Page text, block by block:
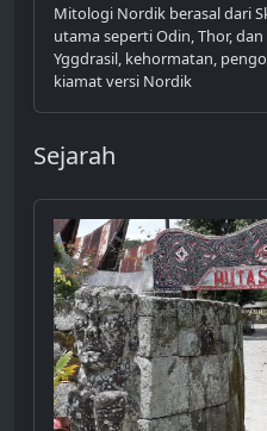
Mitologi Nordik berasal dari
utama seperti Odin, Thor,
Yggdrasil, kehormatan,
kiamat versi Nordik
Sejarah